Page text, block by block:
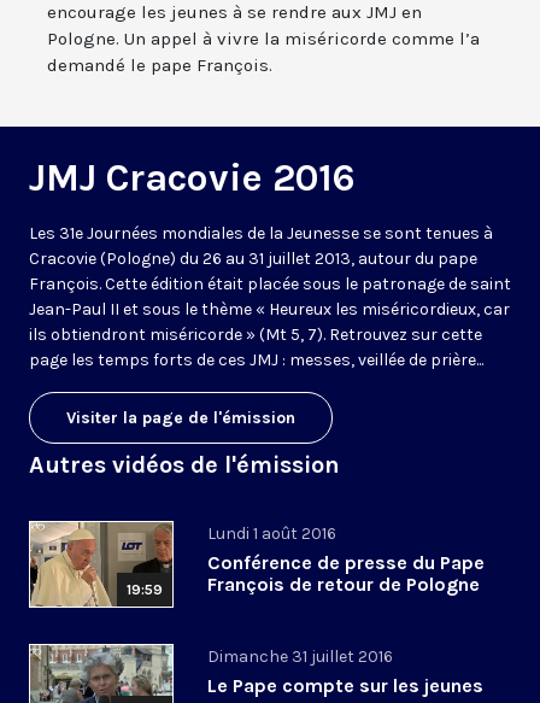
encourage les jeunes à se rendre aux JMJ en
Pologne. Un appel à vivre la miséricorde comme l’a
demandé le pape François.
JMJ Cracovie 2016
Les 31e Journées mondiales de la Jeunesse se sont tenues à
Cracovie (Pologne) du 26 au 31 juillet 2013, autour du pape
François. Cette édition était placée sous le patronage de saint
Jean-Paul II et sous le thème « Heureux les miséricordieux, car
ils obtiendront miséricorde » (Mt 5, 7). Retrouvez sur cette
page les temps forts de ces JMJ : messes, veillée de prière...
Visiter la page de l'émission
Autres vidéos de l'émission
19:59
Lundi 1 août 2016
Conférence de presse du Pape
François de retour de Pologne
Dimanche 31 juillet 2016
Le Pape compte sur les jeunes